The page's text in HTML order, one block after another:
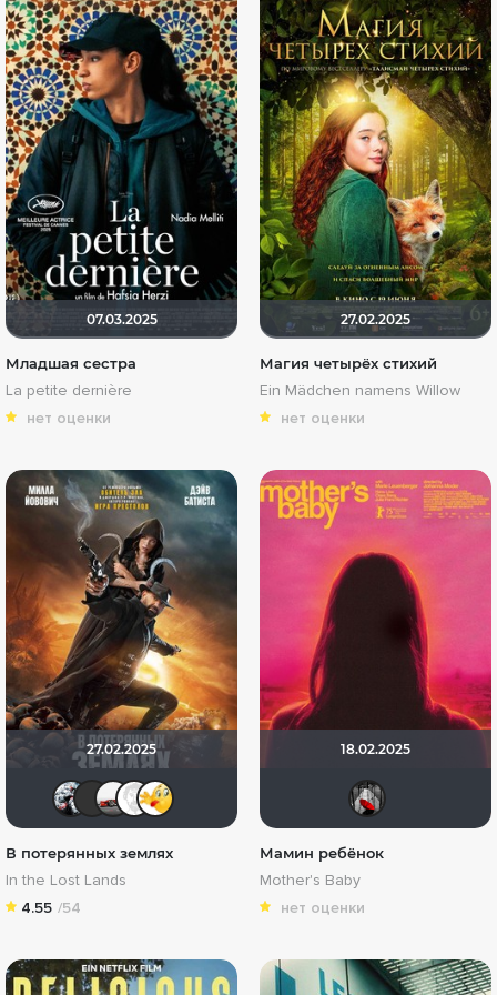
07.03.2025
Младшая сестра
La petite dernière
нет оценки
27.02.2025
Магия четырёх стихий
Ein Mädchen namens Willow
нет оценки
27.02.2025
Kot123RUSВиктор Валентинович
В потерянных землях
In the Lost Lands
4.55 /54
18.02.2025
Мамин ребёнок
Mother's Baby
нет оценки